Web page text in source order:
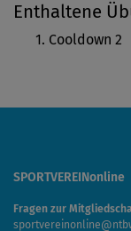
fahre fort, sobald
Enthaltene
Cooldown 2
SPORTVEREINonline
Fragen zur